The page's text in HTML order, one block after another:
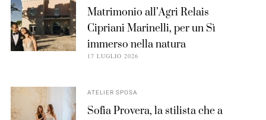
Matrimonio all’Agri Relais
Cipriani Marinelli, per un Sì
immerso nella natura
17 LUGLIO 2026
ATELIER SPOSA
Sofia Provera, la stilista che a